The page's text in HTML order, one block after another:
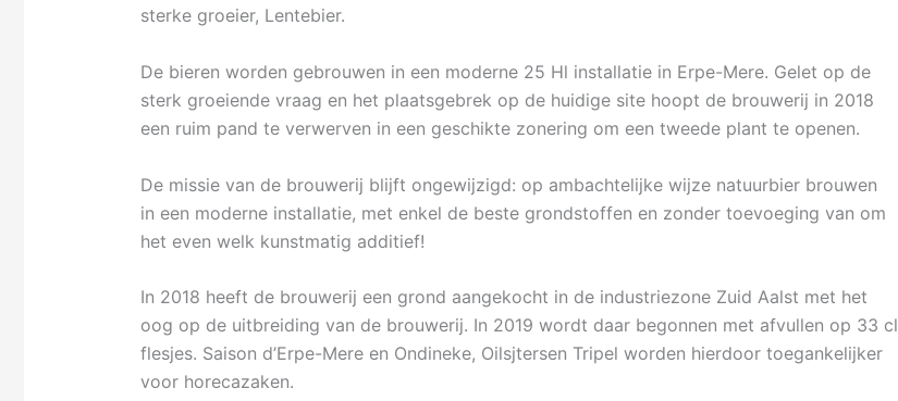
sterke groeier, Lentebier.
De bieren worden gebrouwen in een moderne 25 Hl installatie in Erpe-Mere. Gelet op de
sterk groeiende vraag en het plaatsgebrek op de huidige site hoopt de brouwerij in 2018
een ruim pand te verwerven in een geschikte zonering om een tweede plant te openen.
De missie van de brouwerij blijft ongewijzigd: op ambachtelijke wijze natuurbier brouwen
in een moderne installatie, met enkel de beste grondstoffen en zonder toevoeging van om
het even welk kunstmatig additief!
In 2018 heeft de brouwerij een grond aangekocht in de industriezone Zuid Aalst met het
oog op de uitbreiding van de brouwerij. In 2019 wordt daar begonnen met afvullen op 33 cl
flesjes. Saison d’Erpe-Mere en Ondineke, Oilsjtersen Tripel worden hierdoor toegankelijker
voor horecazaken.